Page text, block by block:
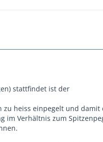
stattfindet ist der
heiss einpegelt und damit
im Verhältnis zum